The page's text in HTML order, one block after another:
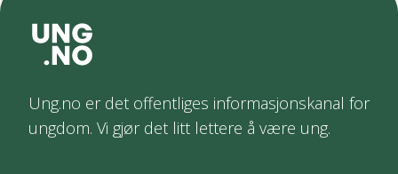
Ung.no er det offentliges informasjonskanal for
ungdom. Vi gjør det litt lettere å være ung.